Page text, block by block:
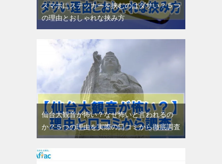
スマホにステッカーを挟むのはダサい？５つ
の理由とおしゃれな挟み方
仙台大観音が怖い？なぜ怖いと言われるの
か？５つの理由を実際の口コミから徹底調査